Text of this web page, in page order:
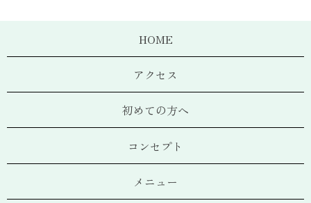
HOME
アクセス
初めての方へ
コンセプト
メニュー